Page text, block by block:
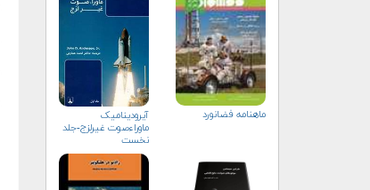
ماهنامه فضانورد
آیرودینامیک
ماوراءصوت غیرلزج-جلد
نخست